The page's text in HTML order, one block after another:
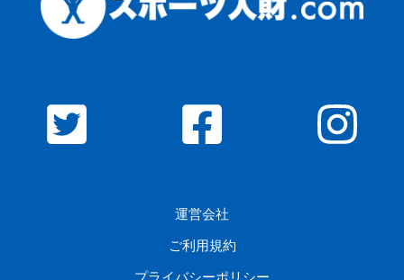
運営会社
ご利用規約
プライバシーポリシー